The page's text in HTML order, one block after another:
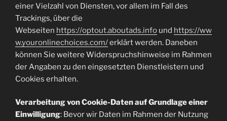
einer Vielzahl von Diensten, vor allem im Fall des
Trackings, über die
Webseiten https://optout.aboutads.info und https://ww
w.youronlinechoices.com/erklärt werden. Daneben
können Sie weitere Widerspruchshinweise im Rahmen
der Angaben zu den eingesetzten Dienstleistern und
Cookies erhalten.
Verarbeitung von Cookie-Daten auf Grundlage einer
Einwilligung: Bevor wir Daten im Rahmen der Nutzung